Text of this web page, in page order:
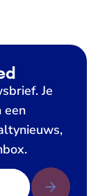
Je
een